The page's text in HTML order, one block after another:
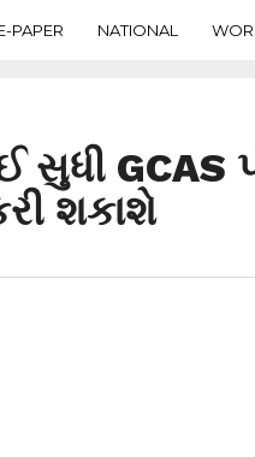
PAPER NATIONAL
સુધી GCAS
શકાશે